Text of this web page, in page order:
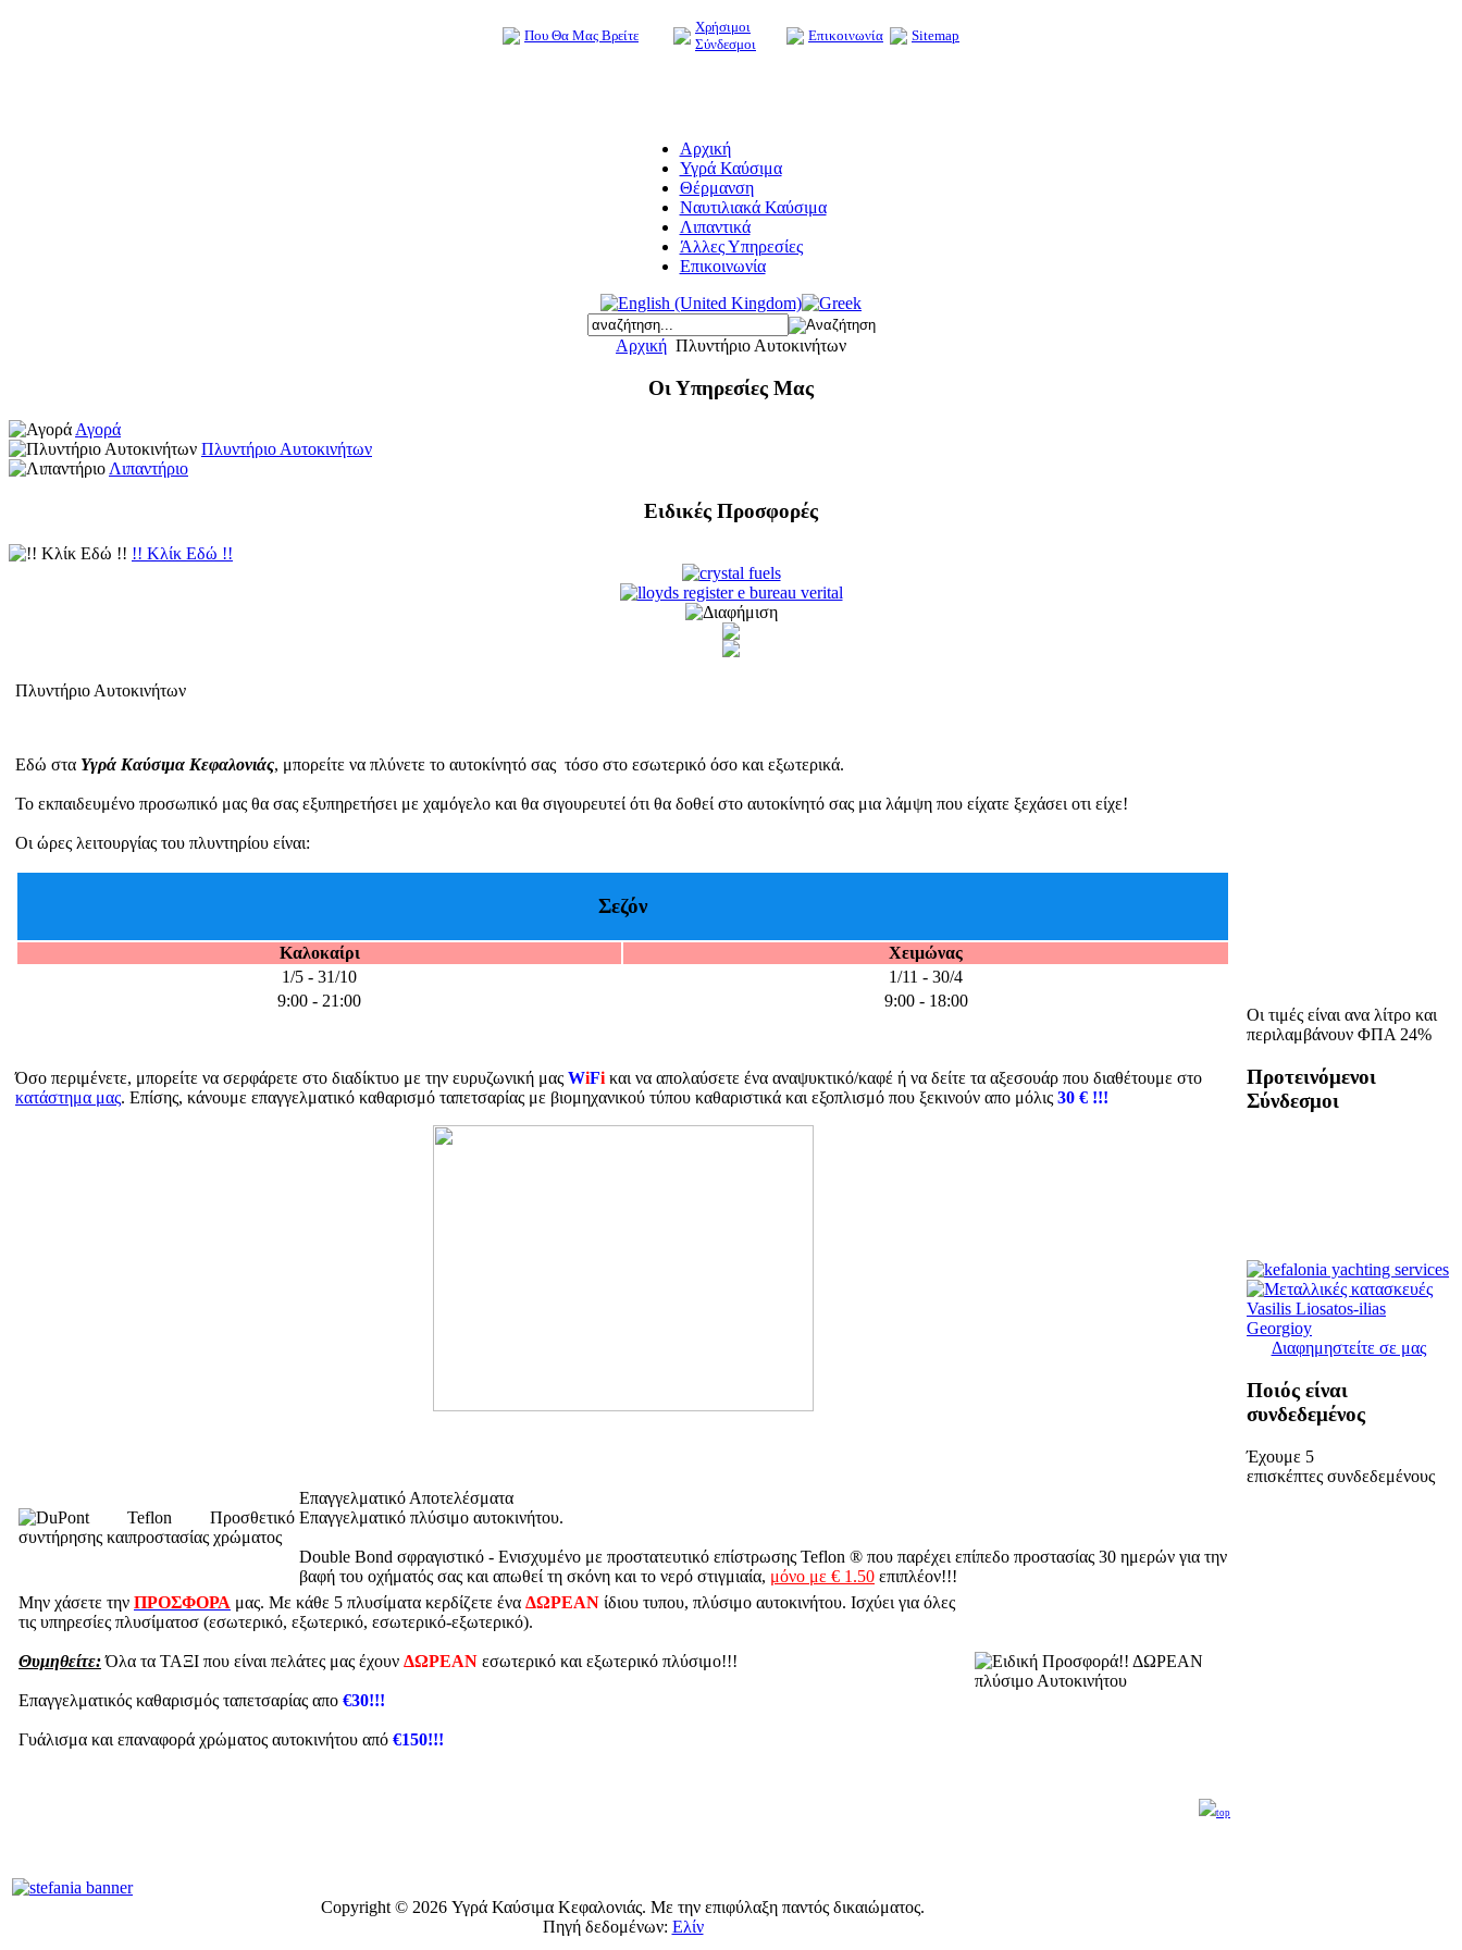
Που Θα Μας Βρείτε
Χρήσιμοι
Σύνδεσμοι
Επικοινωνία Sitemap
Αρχική
Υγρά Καύσιμα
Θέρμανση
Ναυτιλιακά Καύσιμα
Λιπαντικά
Άλλες Υπηρεσίες
Επικοινωνία
Αρχική Πλυντήριο Αυτοκινήτων
Οι Υπηρεσίες Μας
Αγορά
Πλυντήριο Αυτοκινήτων
Λιπαντήριο
Ειδικές Προσφορές
!! Κλίκ Εδώ !!
Πλυντήριο Αυτοκινήτων
Εδώ στα Υγρά Καύσιμα Κεφαλονιάς, μπορείτε να πλύνετε το αυτοκίνητό σας τόσο στο εσωτερικό όσο και εξωτερικά.
Το εκπαιδευμένο προσωπικό μας θα σας εξυπηρετήσει με χαμόγελο και θα σιγουρευτεί ότι θα δοθεί στο αυτοκίνητό σας μια λάμψη που είχατε ξεχάσει οτι είχε!
Οι ώρες λειτουργίας του πλυντηρίου είναι:
Σεζόν
Καλοκαίρι
Χειμώνας
1/5 - 31/10
1/11 - 30/4
9:00 - 21:00
9:00 - 18:00
Όσο περιμένετε, μπορείτε να σερφάρετε στο διαδίκτυο με την ευρυζωνική μας WiFi και να απολαύσετε ένα αναψυκτικό/καφέ ή να δείτε τα αξεσουάρ που διαθέτουμε στο
κατάστημα μας. Επίσης, κάνουμε επαγγελματικό καθαρισμό ταπετσαρίας με βιομηχανικού τύπου καθαριστικά και εξοπλισμό που ξεκινούν απο μόλις 30 € !!!
Επαγγελματικό Αποτελέσματα
Eπαγγελματικό πλύσιμο αυτοκινήτου.
Double Bond σφραγιστικό - Ενισχυμένο με προστατευτικό επίστρωσης Teflon ® που παρέχει επίπεδο προστασίας 30 ημερών για την
βαφή του οχήματός σας και απωθεί τη σκόνη και το νερό στιγμιαία, μόνο με € 1.50 επιπλέον!!!
Μην χάσετε την ΠΡΟΣΦΟΡΑ μας. Με κάθε 5 πλυσίματα κερδίζετε ένα ΔΩΡΕΑΝ ίδιου τυπου, πλύσιμο αυτοκινήτου. Ισχύει για όλες
τις υπηρεσίες πλυσίματοσ (εσωτερικό, εξωτερικό, εσωτερικό-εξωτερικό).
Θυμηθείτε:Όλα τα ΤΑΞΙ που είναι πελάτες μας έχουν ΔΩΡΕΑΝ εσωτερικό και εξωτερικό πλύσιμο!!!
Επαγγελματικός καθαρισμός ταπετσαρίας απο €30!!!
Γυάλισμα και επαναφορά χρώματος αυτοκινήτου από €150!!!
top
Copyright © 2026 Υγρά Καύσιμα Κεφαλονιάς. Με την επιφύλαξη παντός δικαιώματος.
Πηγή δεδομένων: Ελίν
Οι τιμές είναι ανα λίτρο και
περιλαμβάνουν ΦΠΑ 24%
Προτεινόμενοι
Σύνδεσμοι
Διαφημηστείτε σε μας
Ποιός είναι
συνδεδεμένος
Έχουμε 5
επισκέπτες συνδεδεμένους